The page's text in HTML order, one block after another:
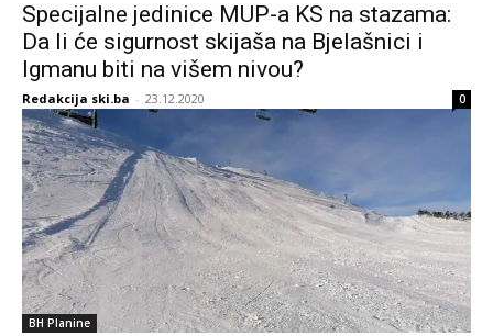
Specijalne jedinice MUP-a KS na stazama:
Da li će sigurnost skijaša na Bjelašnici i
Igmanu biti na višem nivou?
Redakcija ski.ba - 23.12.2020 0
BH Planine